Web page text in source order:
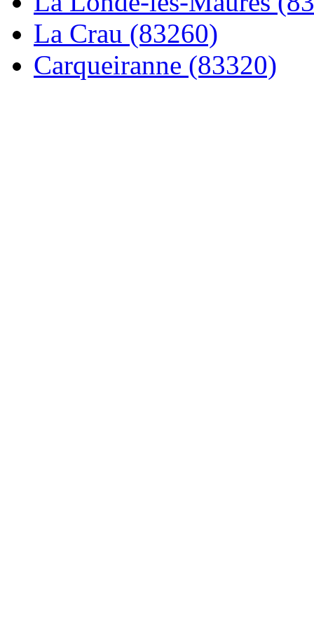
La Crau (83260)
Carqueiranne (83320)